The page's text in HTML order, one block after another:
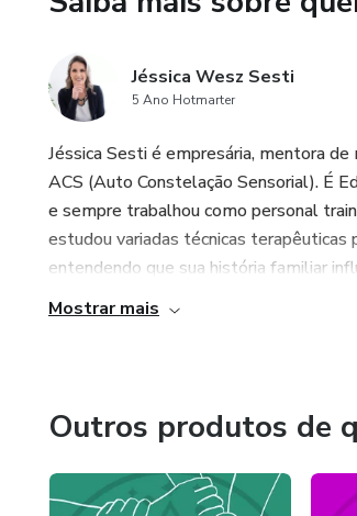
Aula 3:
Aula 4:
MÓDULO 3
Sistema
Aula 3:
MÓDULO 4
Jéssica Wesz Sesti
5 Ano Hotmarter
Jéssica Sesti é empresária, mentora
ACS (Auto Constelação Sensorial). É
e sempre trabalhou como personal
estudou variadas técnicas terapêuticas
entendendo que sua história familiar
Mostrar mais
Outros produtos de